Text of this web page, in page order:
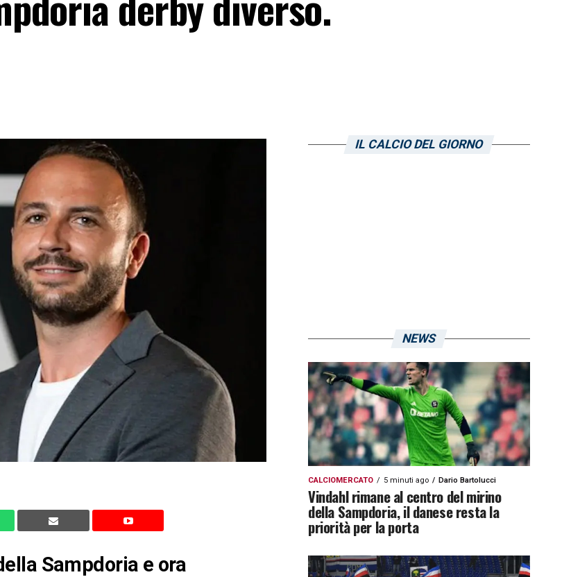
Sampdoria e ora
IL CALCIO DEL GIORNO
NEWS
CALCIOMERCATO 5 minuti ago Dario Bartolucci
Vindahl rimane al centro del mirino
della Sampdoria, il danese resta la
priorità per la porta